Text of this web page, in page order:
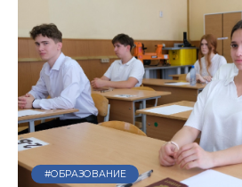
#ОБРАЗОВАНИЕ